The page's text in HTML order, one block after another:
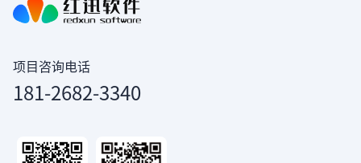
项目咨询电话
181-2682-3340